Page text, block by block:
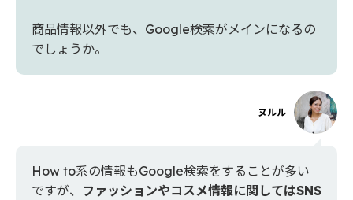
商品情報以外でも、Google検索がメインになるの
でしょうか。
ヌルル
How to系の情報もGoogle検索をすることが多い
ですが、 ファッションやコスメ情報に関してはSNS